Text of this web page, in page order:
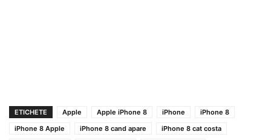
ETICHETE Apple Apple iPhone 8 iPhone
iPhone 8
iPhone 8 Apple
iPhone 8 cand apare
iPhone 8 cat costa